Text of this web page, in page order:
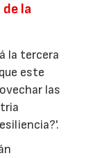
la
la tercera
este
las